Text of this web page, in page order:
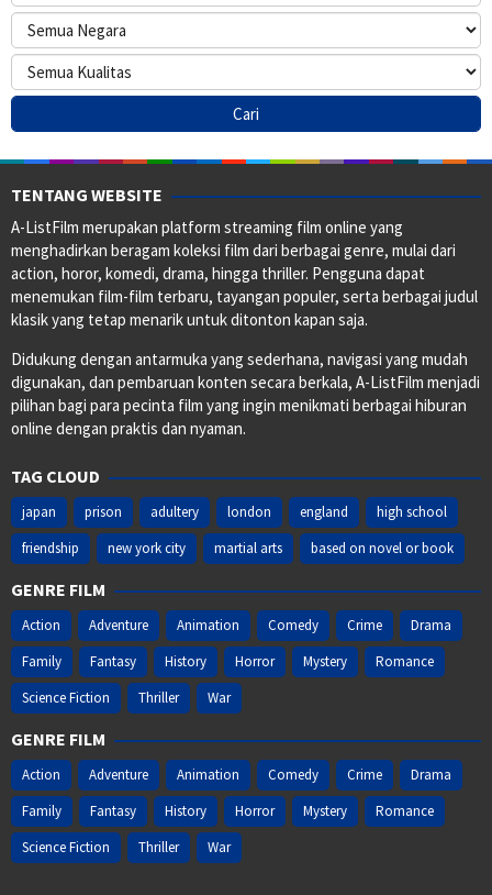
TENTANG WEBSITE
A-ListFilm merupakan platform streaming film online yang
menghadirkan beragam koleksi film dari berbagai genre, mulai dari
action, horor, komedi, drama, hingga thriller. Pengguna dapat
menemukan film-film terbaru, tayangan populer, serta berbagai judul
klasik yang tetap menarik untuk ditonton kapan saja.
Didukung dengan antarmuka yang sederhana, navigasi yang mudah
digunakan, dan pembaruan konten secara berkala, A-ListFilm menjadi
pilihan bagi para pecinta film yang ingin menikmati berbagai hiburan
online dengan praktis dan nyaman.
TAG CLOUD
japan prison adultery london england
high school
friendship
new york city martial arts based on novel or book
GENRE FILM
Action Adventure Animation Comedy Crime
Drama
Family
Fantasy History Horror Mystery
Romance
Science Fiction
Thriller War
GENRE FILM
Action Adventure Animation Comedy Crime
Drama
Family
Fantasy History Horror Mystery
Romance
Science Fiction
Thriller War